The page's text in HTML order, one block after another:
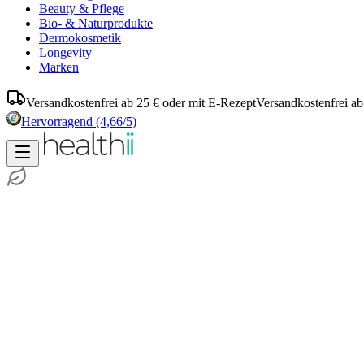
Beauty & Pflege
Bio- & Naturprodukte
Dermokosmetik
Longevity
Marken
Versandkostenfrei ab 25 € oder mit E-RezeptVersandkostenfrei
Hervorragend (4,66/5)